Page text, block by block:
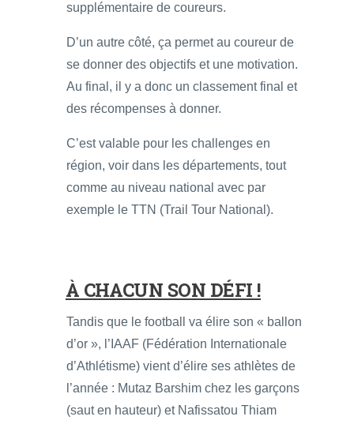
supplémentaire de coureurs.
D’un autre côté, ça permet au coureur de
se donner des objectifs et une motivation.
Au final, il y a donc un classement final et
des récompenses à donner.
C’est valable pour les challenges en
région, voir dans les départements, tout
comme au niveau national avec par
exemple le TTN (Trail Tour National).
À CHACUN SON DÉFI !
Tandis que le football va élire son « ballon
d’or », l’IAAF (Fédération Internationale
d’Athlétisme) vient d’élire ses athlètes de
l’année : Mutaz Barshim chez les garçons
(saut en hauteur) et Nafissatou Thiam